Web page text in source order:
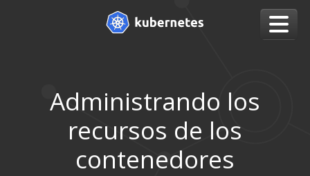
Administrando los
recursos de los
contenedores